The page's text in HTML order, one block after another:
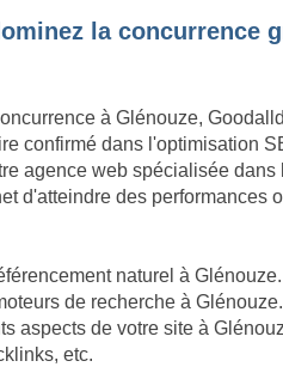
la concurrence
à Glénouze,
confirmé dans l'optimisation
agence web spécialisée dans
d'atteindre des performances
naturel à
de recherche à
aspects de votre site à
etc.